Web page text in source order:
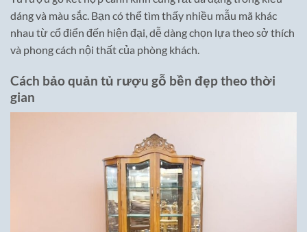
dáng và màu sắc. Bạn có thể tìm thấy nhiều mẫu mã khác
nhau từ cổ điển đến hiện đại, dễ dàng chọn lựa theo sở thích
và phong cách nội thất của phòng khách.
Cách bảo quản tủ rượu gỗ bền đẹp theo thời
gian